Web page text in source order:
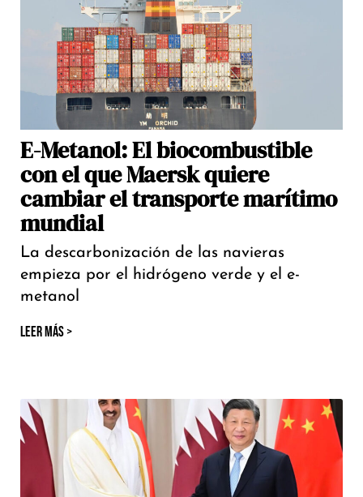
E-Metanol: El biocombustible
con el que Maersk quiere
cambiar el transporte marítimo
mundial
La descarbonización de las navieras
empieza por el hidrógeno verde y el e-
metanol
LEER MÁS >